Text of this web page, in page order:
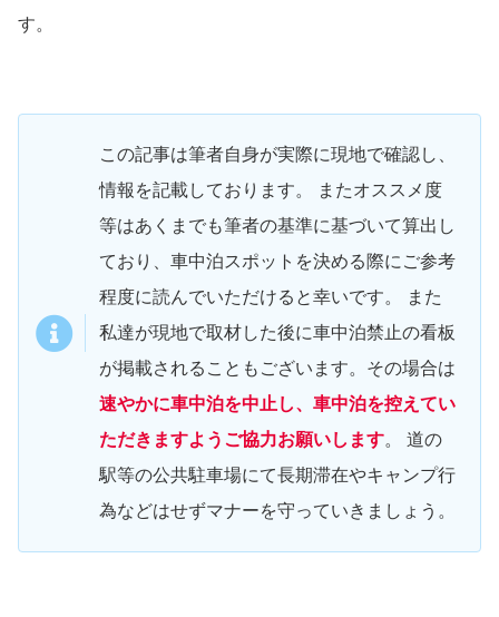
す。
この記事は筆者自身が実際に現地で確認し、
情報を記載しております。 またオススメ度
等はあくまでも筆者の基準に基づいて算出し
ており、車中泊スポットを決める際にご参考
程度に読んでいただけると幸いです。 また
私達が現地で取材した後に車中泊禁止の看板
が掲載されることもございます。その場合は
速やかに車中泊を中止し、車中泊を控えてい
ただきますようご協力お願いします。 道の
駅等の公共駐車場にて長期滞在やキャンプ行
為などはせずマナーを守っていきましょう。